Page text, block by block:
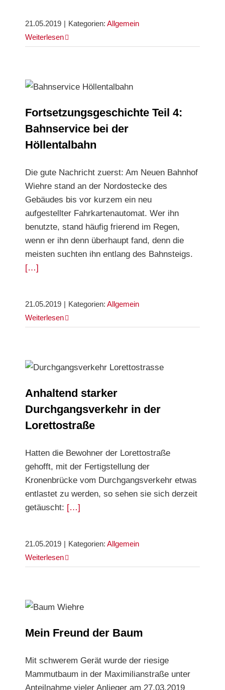
21.05.2019 | Kategorien: Allgemein
Weiterlesen
Fortsetzungsgeschichte Teil 4:
Bahnservice bei der
Höllentalbahn
Die gute Nachricht zuerst: Am Neuen Bahnhof
Wiehre stand an der Nordostecke des
Gebäudes bis vor kurzem ein neu
aufgestellter Fahrkartenautomat. Wer ihn
benutzte, stand häufig frierend im Regen,
wenn er ihn denn überhaupt fand, denn die
meisten suchten ihn entlang des Bahnsteigs.
[…]
21.05.2019 | Kategorien: Allgemein
Weiterlesen
Anhaltend starker Durchgangsverkehr in der
Anhaltend starker
Durchgangsverkehr in der
Lorettostraße
Hatten die Bewohner der Lorettostraße
gehofft, mit der Fertigstellung der
Kronenbrücke vom Durchgangsverkehr etwas
entlastet zu werden, so sehen sie sich derzeit
getäuscht: […]
21.05.2019 | Kategorien: Allgemein
Weiterlesen
Mein Freund der Baum
Mit schwerem Gerät wurde der riesige
Mammutbaum in der Maximilianstraße unter
Anteilnahme vieler Anlieger am 27.03.2019